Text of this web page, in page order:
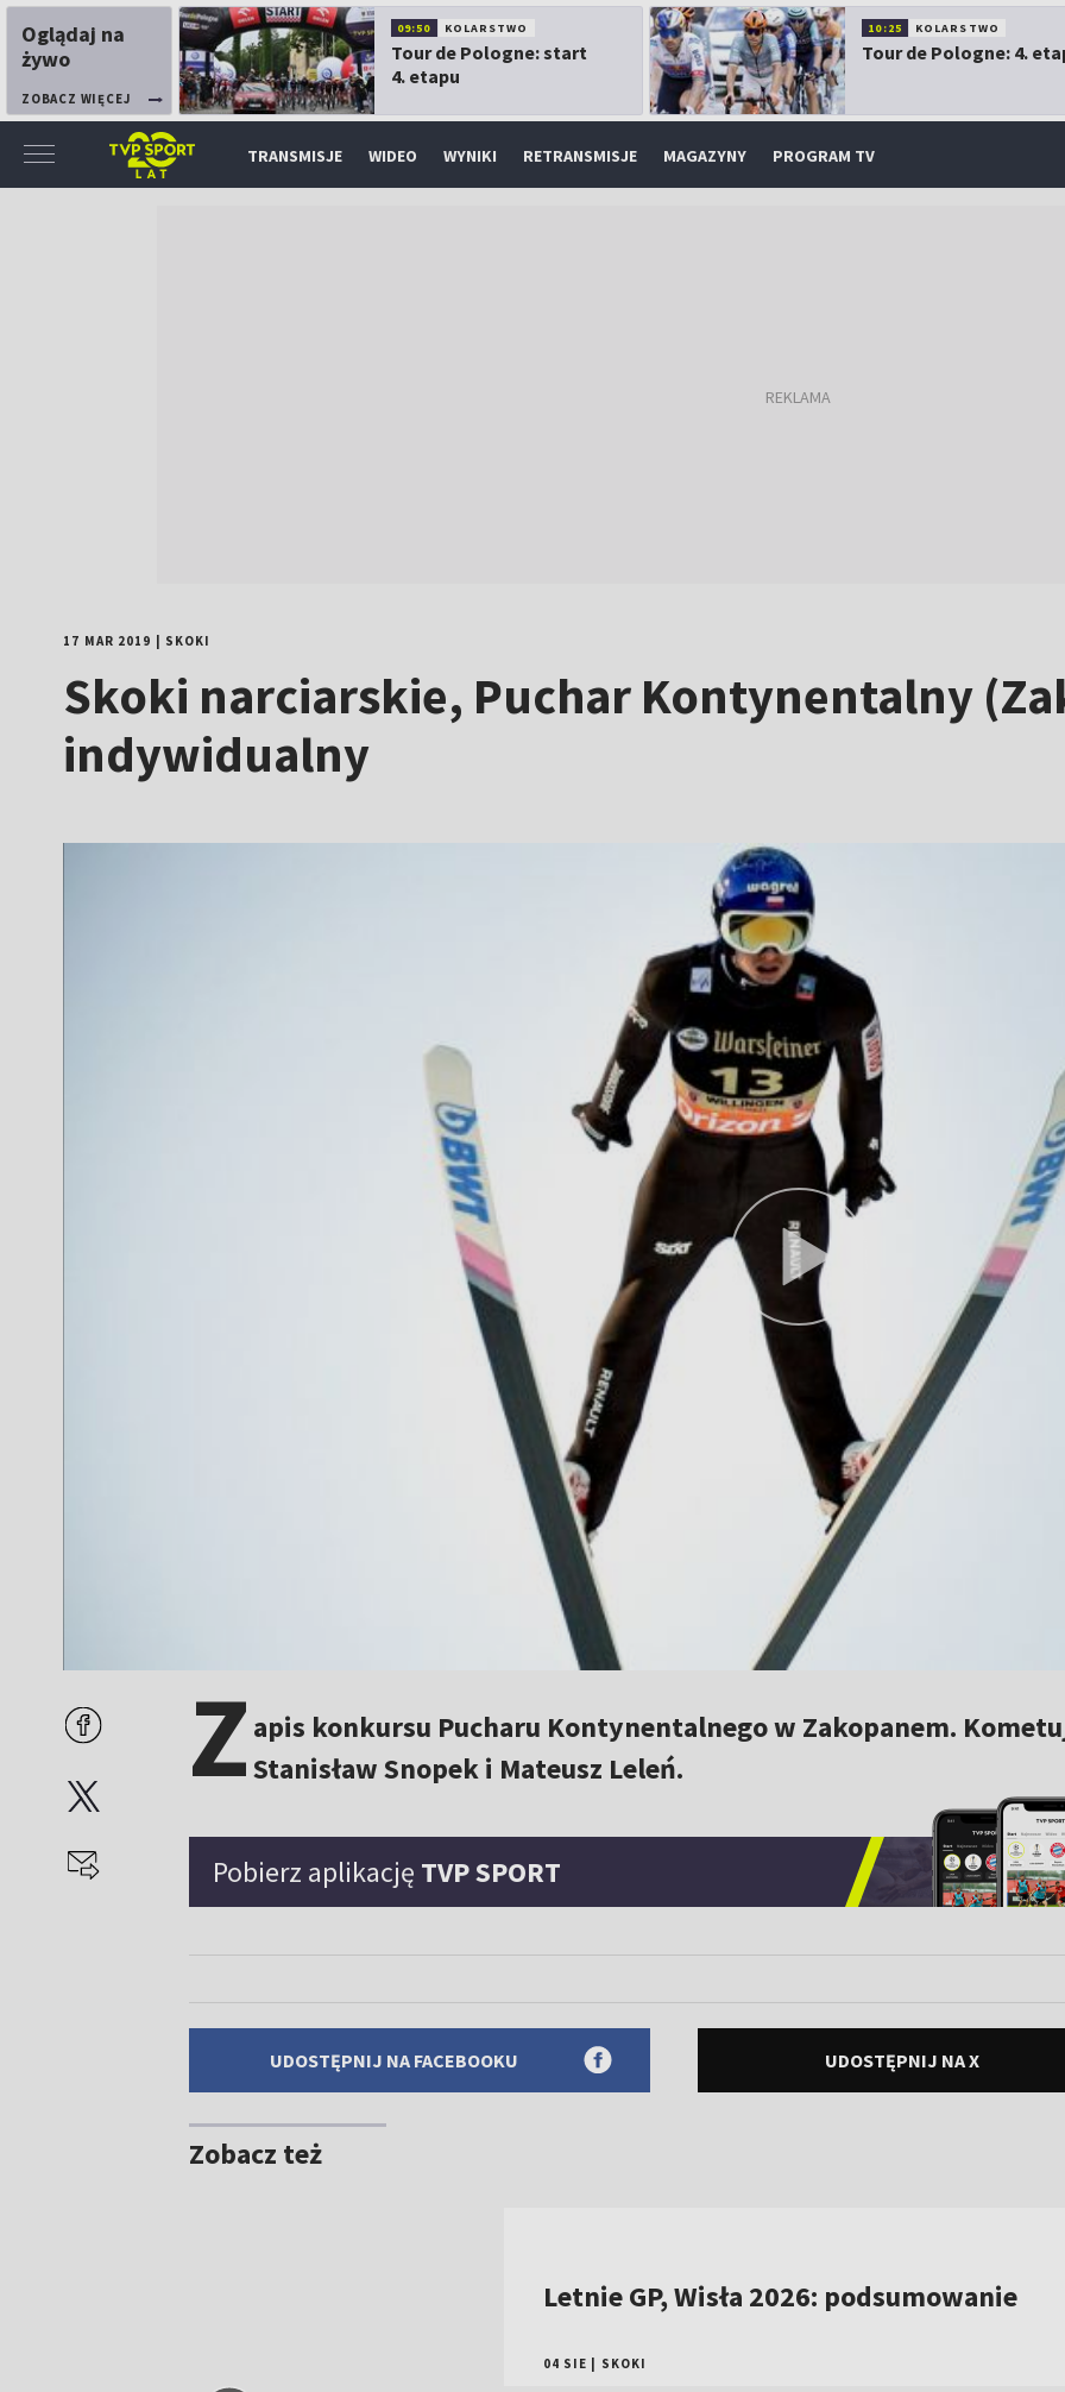
Oglądaj na
żywo
ZOBACZ WIĘCEJ
09:50 KOLARSTWO
Tour de Pologne: start
4. etapu
10:25 KOLARSTWO
Tour de Pologne: 4.
TRANSMISJE WIDEO WYNIKI RETRANSMISJE MAGAZYNY PROGRAM TV
17 MAR 2019 SKOKI
Skoki narciarskie, Puchar Kontynentalny
indywidualny
Z apis konkursu Pucharu Kontynentalnego w Zakopanem.
Stanisław Snopek i Mateusz Leleń.
Pobierz aplikację TVP SPORT
UDOSTĘPNIJ NA FACEBOOKU UDOSTĘPNIJ NA X
Zobacz też
Letnie GP, Wisła 2026: podsumowanie
04 SIE SKOKI